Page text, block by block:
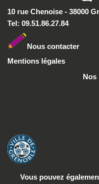
10 rue Chenoise - 38000
Tel: 09.51.86.27.84
Nous contacter
Mentions légales
Nos
Vous pouvez